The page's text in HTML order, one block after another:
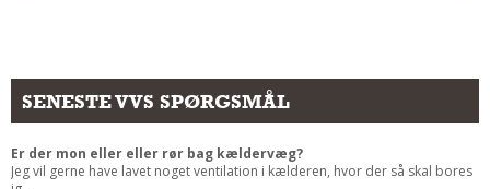
SENESTE VVS SPØRGSMÅL
Er der mon eller eller rør bag kældervæg?
Jeg vil gerne have lavet noget ventilation i kælderen, hvor der så skal bores